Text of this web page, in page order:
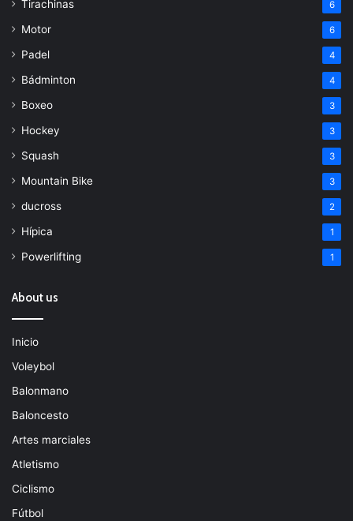
Tirachinas 6
Motor 6
Padel 4
Bádminton 4
Boxeo 3
Hockey 3
Squash 3
Mountain Bike 3
ducross 2
Hípica 1
Powerlifting 1
About us
Inicio
Voleybol
Balonmano
Baloncesto
Artes marciales
Atletismo
Ciclismo
Fútbol